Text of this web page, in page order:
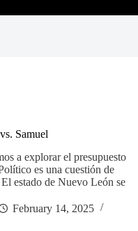
Samuel
a explorar el presupuesto
es una cuestión de
estado de Nuevo León se
February 14, 2025